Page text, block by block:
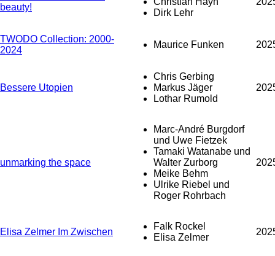
beauty!
Dirk Lehr
TWODO Collection: 2000-
2024
Maurice Funken
Bessere Utopien
Chris Gerbing
Markus Jäger
Lothar Rumold
unmarking the space
Marc-André Burgdorf
und Uwe Fietzek
Tamaki Watanabe und
Walter Zurborg
Meike Behm
Ulrike Riebel und
Roger Rohrbach
Elisa Zelmer Im Zwischen
Falk Rockel
Elisa Zelmer